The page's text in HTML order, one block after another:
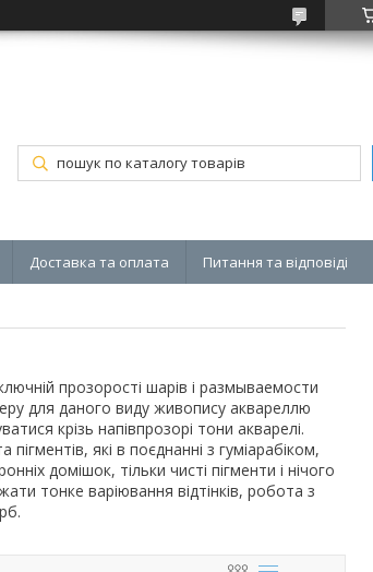
Доставка та оплата Питання та відповіді
прозорості шарів і размываемости
для даного виду живопису аквареллю
крізь напівпрозорі тони акварелі.
які в поєднанні з гуміарабіком,
домішок, тільки чисті пігменти і нічого
тонке варіювання відтінків, робота з